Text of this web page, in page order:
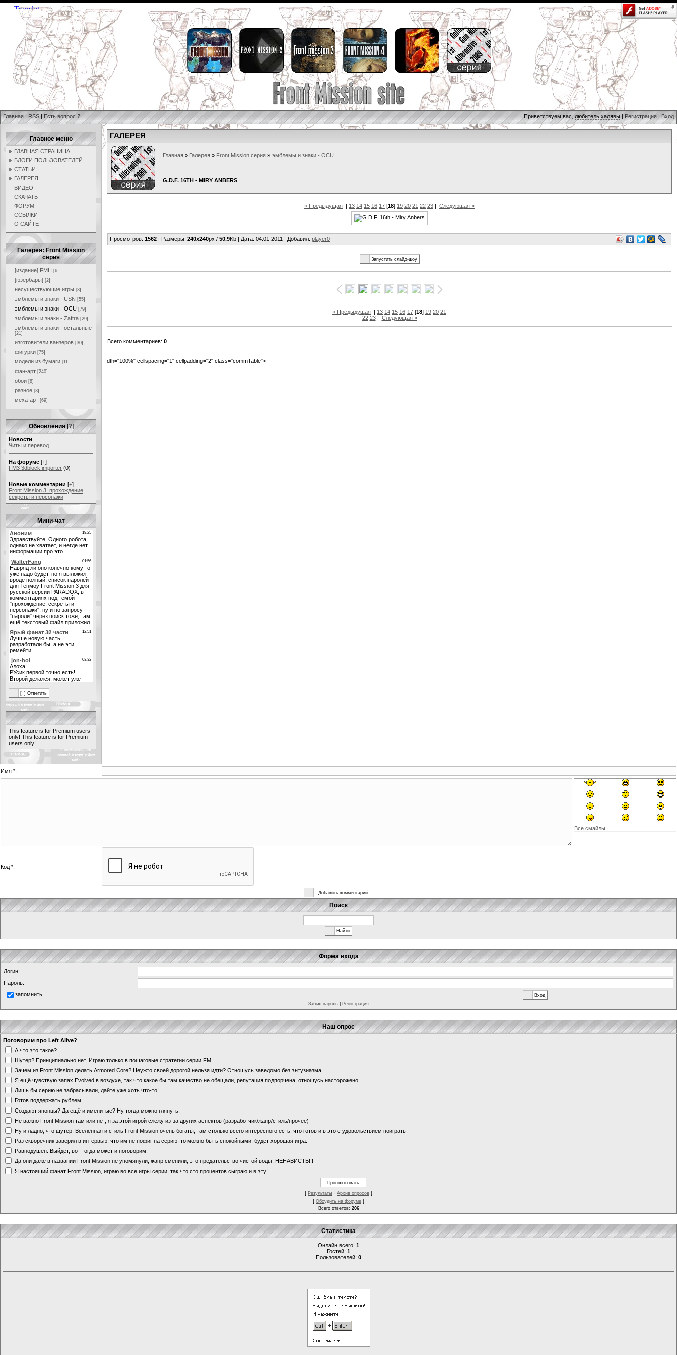
Главная | RSS | Есть вопрос ? Приветствуем вас, любитель халявы | Регистрация |Вход
Главное меню
ГЛАВНАЯ СТРАНИЦА
БЛОГИ ПОЛЬЗОВАТЕЛЕЙ
СТАТЬИ
ГАЛЕРЕЯ
ВИДЕО
СКАЧАТЬ
ФОРУМ
ССЫЛКИ
О САЙТЕ
Галерея: Front Mission
серия
[издание] FMH [6]
[юзербары] [2]
несуществующие игры [3]
эмблемы и знаки - USN [55]
эмблемы и знаки - OCU [79]
эмблемы и знаки - Zaftra [29]
эмблемы и знаки - остальные
[21]
изготовители ванзеров [30]
фигурки [75]
модели из бумаги [11]
фан-арт [240]
обои [8]
разное [3]
меха-арт [69]
Обновления [?]
Новости
Читы и перевод
На форуме [+]
FM3 3dblock importer (0)
Новые комментарии [+]
Front Mission 3: прохождение,
секреты и персонажи
Мини-чат
This feature is for Premium users
only! This feature is for Premium
users only!
ГАЛЕРЕЯ
Главная » Галерея » Front Mission серия » эмблемы и знаки - OCU
G.D.F. 16TH - MIRY ANBERS
« Предыдущая | 13 14 15 16 17 [18] 19 20 21 22 23 | Следующая »
Просмотров: 1562 | Размеры: 240x240px / 50.9Kb | Дата: 04.01.2011 | Добавил: player0
« Предыдущая | 13 14 15 16 17 [18] 19 20 21
22 23| Следующая »
Всего комментариев: 0
dth="100%" cellspacing="1" cellpadding="2" class="commTable">
Имя *:
Все смайлы
Код *:
Поиск
Форма входа
Логин:
Пароль:
запомнить
Забыл пароль Регистрация
Наш опрос
Поговорим про Left Alive?
А что это такое?
Шутер? Принципиально нет. Играю только в пошаговые стратегии серии FM.
Зачем из Front Mission делать Armored Core? Неужто своей дорогой нельзя идти? Отношусь заведомо без энтузиазма.
Я ещё чувствую запах Evolved в воздухе, так что какое бы там качество не обещали, репутация подпорчена, отношусь насторожено.
Лишь бы серию не забрасывали, дайте уже хоть что-то!
Готов поддержать рублем
Создают японцы? Да ещё и именитые? Ну тогда можно глянуть.
Не важно Front Mission там или нет, я за этой игрой слежу из-за других аспектов (разработчик/жанр/стиль/прочее)
Ну и ладно, что шутер. Вселенная и стиль Front Mission очень богаты, там столько всего интересного есть, что готов и в это с удовольствием поиграть.
Раз скворечник заверил в интервью, что им не пофиг на серию, то можно быть спокойными, будет хорошая игра.
Равнодушен. Выйдет, вот тогда может и поговорим.
Да они даже в названии Front Mission не упомянули, жанр сменили, это предательство чистой воды, НЕНАВИСТЬ!!!
Я настоящий фанат Front Mission, играю во все игры серии, так что сто процентов сыграю и в эту!
[ Результаты · Архив опросов ]
[ Обсудить на форуме ]
Всего ответов: 206
Статистика
Онлайн всего: 1
Гостей: 1
Пользователей: 0